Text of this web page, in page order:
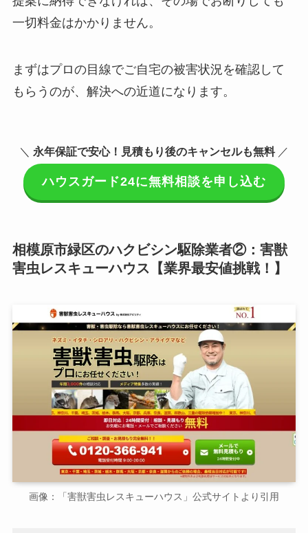
一切料金はかかりません。
まずはプロの目線でご自宅の被害状況を確認して
もらうのが、解決への近道になります。
＼ 永年保証で安心！見積もり後のキャンセルも無料／
ハウスガード24に無料相談を申し込む
相模原市緑区のハクビシン駆除業者②：害獣
害虫レスキューハウス【業界最安値挑戦！】
画像：「害獣害虫レスキューハウス」公式サイトより引用